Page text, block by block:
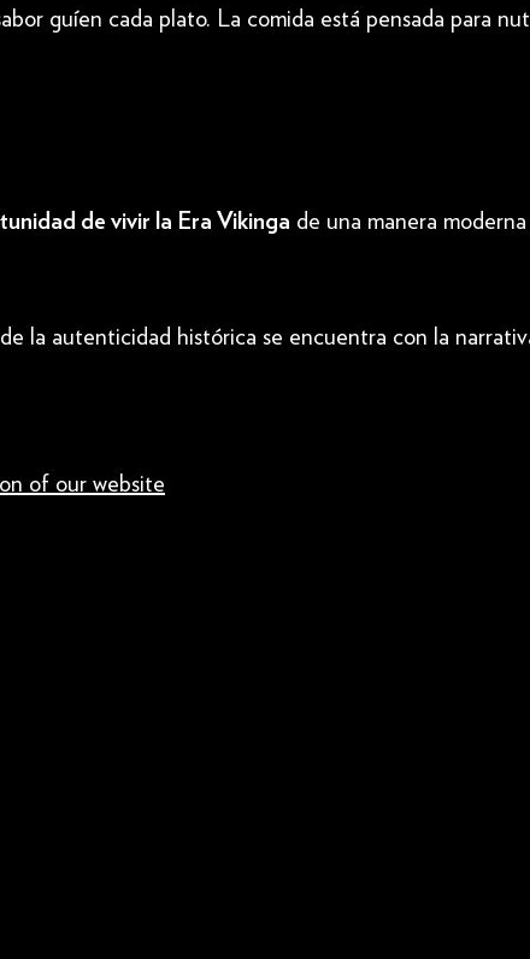
guíen cada plato. La comida está pensada para
de vivir la Era Vikinga de una manera
la autenticidad histórica se encuentra con la
of our website